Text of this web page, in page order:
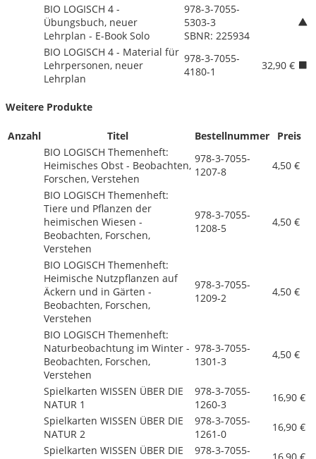
BIO LOGISCH 4 -
Übungsbuch, neuer
Lehrplan - E-Book Solo
978-3-7055-
5303-3
SBNR: 225934
BIO LOGISCH 4 - Material für
Lehrpersonen, neuer
Lehrplan
978-3-7055-
4180-1
32,90 €
Weitere Produkte
Anzahl Titel Bestellnummer
Preis
BIO LOGISCH Themenheft:
Heimisches Obst - Beobachten,
Forschen, Verstehen
978-3-7055-
1207-8
4,50 €
BIO LOGISCH Themenheft:
Tiere und Pflanzen der
heimischen Wiesen -
Beobachten, Forschen,
Verstehen
978-3-7055-
1208-5
4,50 €
BIO LOGISCH Themenheft:
Heimische Nutzpflanzen auf
Äckern und in Gärten -
Beobachten, Forschen,
Verstehen
978-3-7055-
1209-2
4,50 €
BIO LOGISCH Themenheft:
Naturbeobachtung im Winter -
Beobachten, Forschen,
Verstehen
978-3-7055-
1301-3
4,50 €
Spielkarten WISSEN ÜBER DIE
NATUR 1
978-3-7055-
1260-3
16,90 €
Spielkarten WISSEN ÜBER DIE
NATUR 2
978-3-7055-
1261-0
16,90 €
Spielkarten WISSEN ÜBER DIE
978-3-7055-